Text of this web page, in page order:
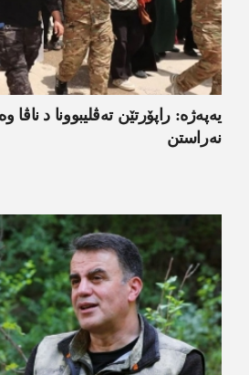
یەپەژە: راپۆرتێن تەڤلیبوونا د ناڤا
نەراستن